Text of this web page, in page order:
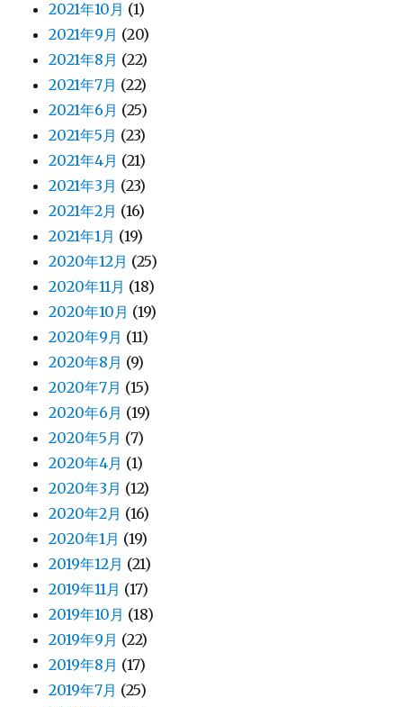
2021年10月 (1)
2021年9月 (20)
2021年8月 (22)
2021年7月 (22)
2021年6月 (25)
2021年5月 (23)
2021年4月 (21)
2021年3月 (23)
2021年2月 (16)
2021年1月 (19)
2020年12月 (25)
2020年11月 (18)
2020年10月 (19)
2020年9月 (11)
2020年8月 (9)
2020年7月 (15)
2020年6月 (19)
2020年5月 (7)
2020年4月 (1)
2020年3月 (12)
2020年2月 (16)
2020年1月 (19)
2019年12月 (21)
2019年11月 (17)
2019年10月 (18)
2019年9月 (22)
2019年8月 (17)
2019年7月 (25)